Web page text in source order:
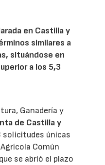
en Castilla y
similares a
situándose en
a los 5,3
Ganadería y
de Castilla y
solicitudes únicas
Común
se abrió el plazo